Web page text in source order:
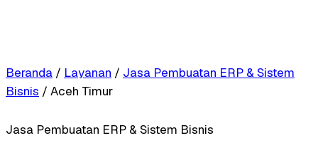
Beranda / Layanan / Jasa Pembuatan ERP & Sistem
Bisnis / Aceh Timur
Jasa Pembuatan ERP & Sistem Bisnis